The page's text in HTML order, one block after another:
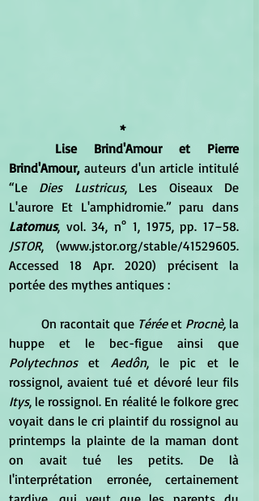
*
Lise Brind'Amour et Pierre
Brind'Amour, auteurs d'un article intitulé
“Le Dies Lustricus, Les Oiseaux De
Latomus
JSTOR, (www.jstor.org/stable/41529605.
Accessed 18 Apr. 2020) précisent la
portée des mythes antiques :
	On racontait que
Térée et Procnè, la
Polytechnos et Aedôn, le pic et le
rossignol, avaient tué et dévoré leur fils
Itys, le rossignol. En réalité le folkore grec
voyait dans le cri plaintif du rossignol au
printemps la plainte de la maman dont
on avait tué les petits. De là
l'interprétation erronée, certainement